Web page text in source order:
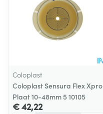
Coloplast
Coloplast Sensura Flex Xpro
Plaat 10-48mm 5 10105
€ 42,22